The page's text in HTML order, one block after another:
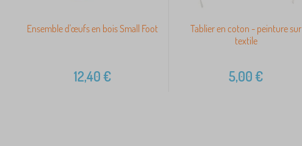
Ensemble d'œufs en bois Small Foot
12,40€
Tablier en coton - peinture sur
textile
5,00€